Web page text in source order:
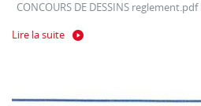
CONCOURS DE DESSINS reglement.pdf
Lire la suite